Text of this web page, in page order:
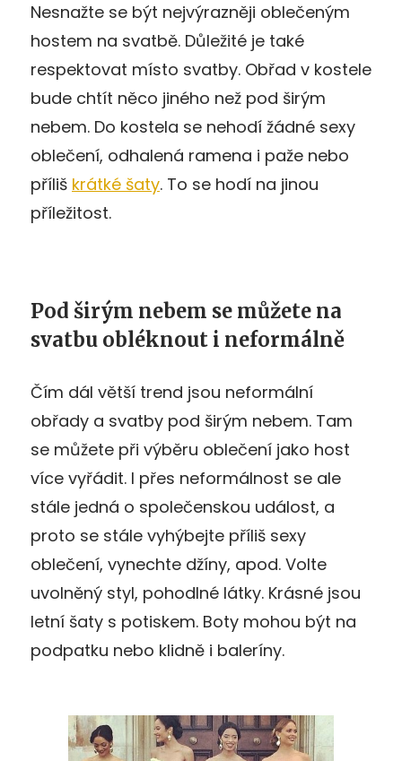
Nesnažte se být nejvýrazněji oblečeným
hostem na svatbě. Důležité je také
respektovat místo svatby. Obřad v kostele
bude chtít něco jiného než pod širým
nebem. Do kostela se nehodí žádné sexy
oblečení, odhalená ramena i paže nebo
příliš krátké šaty. To se hodí na jinou
příležitost.
Pod širým nebem se můžete na
svatbu obléknout i neformálně
Čím dál větší trend jsou neformální
obřady a svatby pod širým nebem. Tam
se můžete při výběru oblečení jako host
více vyřádit. I přes neformálnost se ale
stále jedná o společenskou událost, a
proto se stále vyhýbejte příliš sexy
oblečení, vynechte džíny, apod. Volte
uvolněný styl, pohodlné látky. Krásné jsou
letní šaty s potiskem. Boty mohou být na
podpatku nebo klidně i baleríny.